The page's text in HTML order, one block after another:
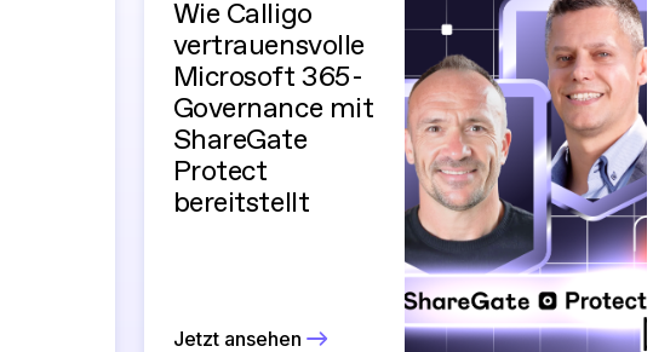
Wie Calligo
vertrauensvolle
Microsoft 365-
Governance mit
ShareGate
Protect
bereitstellt
Jetzt ansehen